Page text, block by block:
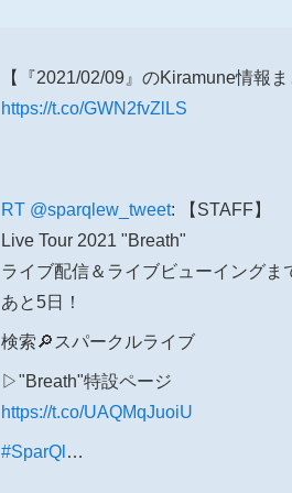
【『2021/02/09』のKiramune情報ま
https://t.co/GWN2fvZlLS
RT @sparqlew_tweet: 【STAFF】
Live Tour 2021 "Breath"
ライブ配信＆ライブビューイングま
あと5日！
検索🔎スパークルライブ
▷"Breath"特設ページ
https://t.co/UAQMqJuoiU
#SparQl …